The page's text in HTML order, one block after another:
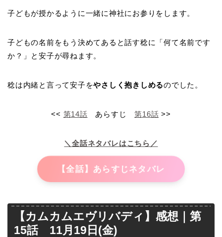
子どもが授かるように一緒に神社にお参りをします。
子どもの名前をもう決めてあると話す稔に「何て名前です
か？」と安子が尋ねます。
稔は内緒と言って安子をやさしく抱きしめるのでした。
<< 第14話 あらすじ第16話 >>
＼全話ネタバレはこちら／
【全話】あらすじネタバレ
【カムカムエヴリバディ】感想｜第
15話 11月19日(金)